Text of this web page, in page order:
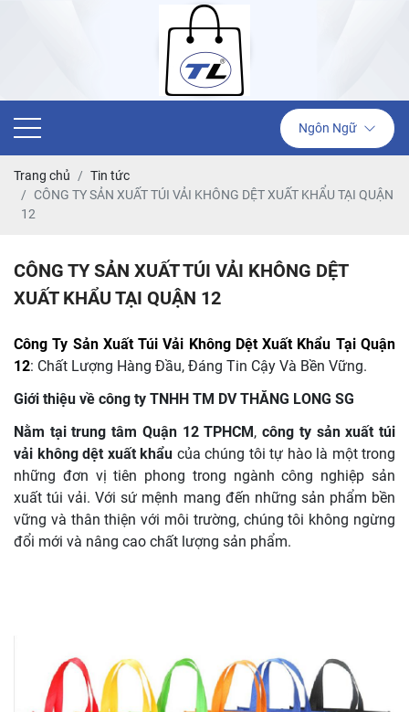
Ngôn Ngữ
Trang chủ
Tin tức
CÔNG TY SẢN XUẤT TÚI VẢI KHÔNG DỆT XUẤT KHẨU TẠI QUẬN
12
CÔNG TY SẢN XUẤT TÚI VẢI KHÔNG DỆT
XUẤT KHẨU TẠI QUẬN 12
Công Ty Sản Xuất Túi Vải Không Dệt Xuất Khẩu Tại Quận
12: Chất Lượng Hàng Đầu, Đáng Tin Cậy Và Bền Vững.
Giới thiệu về công ty TNHH TM DV THĂNG LONG SG
Nằm tại trung tâm Quận 12 TPHCM,công ty sản xuất túi
vải không dệt xuất khẩu của chúng tôi tự hào là một trong
những đơn vị tiên phong trong ngành công nghiệp sản
xuất túi vải. Với sứ mệnh mang đến những sản phẩm bền
vững và thân thiện với môi trường, chúng tôi không ngừng
đổi mới và nâng cao chất lượng sản phẩm.